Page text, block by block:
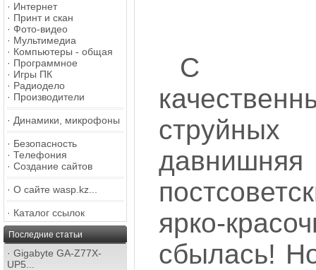
· Интернет
· Принт и скан
· Фото-видео
· Мультимедиа
· Компьютеры - общая
· Программное
· Игры ПК
· Радиодело
· Производители
· Динамики, микрофоны
· Безопасность
· Телефония
· Создание сайтов
· О сайте wasp.kz...
· Каталог ссылок
Последние статьи
· Gigabyte GA-Z77X-
UP5...
С
ярко-
сбылась!